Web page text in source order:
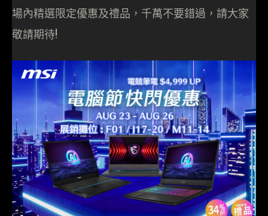
場內精選限定優惠及禮品，千萬不要錯過，請大家
敬請期待!